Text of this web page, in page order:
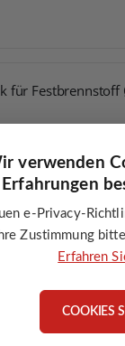
verwenden
Erfahrungen
e-Privacy-
Zustimmung
Erfahren
COOKIES
für
mit
ICS